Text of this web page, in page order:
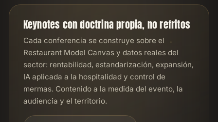
Keynotes con doctrina propia, no refritos
Cada conferencia se construye sobre el
Restaurant Model Canvas y datos reales del
sector: rentabilidad, estandarización, expansión,
IA aplicada a la hospitalidad y control de
mermas. Contenido a la medida del evento, la
audiencia y el territorio.